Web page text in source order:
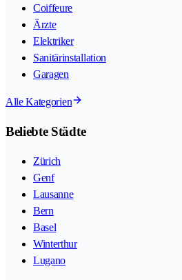
Coiffeure
Ärzte
Elektriker
Sanitärinstallation
Garagen
Alle Kategorien
Beliebte Städte
Zürich
Genf
Lausanne
Bern
Basel
Winterthur
Lugano